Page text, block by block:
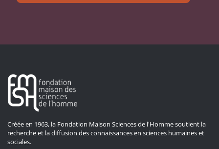
Créée en 1963, la Fondation Maison Sciences de l'Homme soutient la
recherche et la diffusion des connaissances en sciences humaines et
sociales.